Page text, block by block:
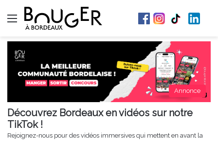
Menu
Annonce
Découvrez Bordeaux en vidéos sur notre
TikTok !
Rejoignez-nous pour des vidéos immersives qui mettent en avant la